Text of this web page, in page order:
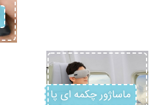
ماساژور چکمه ای پا